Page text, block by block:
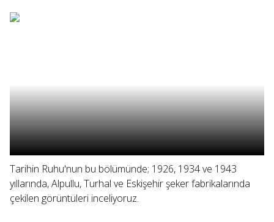
Tarihin Ruhu'nun bu bölümünde; 1926, 1934 ve 1943
yıllarında, Alpullu, Turhal ve Eskişehir şeker fabrikalarında
çekilen görüntüleri inceliyoruz.